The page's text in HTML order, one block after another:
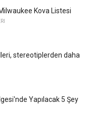
Kova Listesi
stereotiplerden daha
Yapılacak 5 Şey